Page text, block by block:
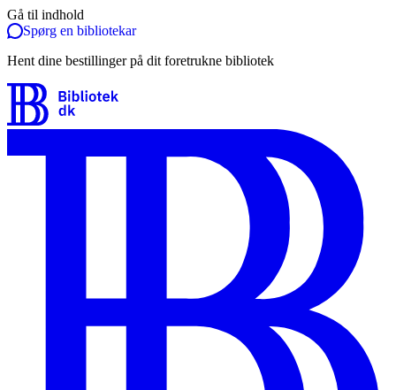
Gå til indhold
Spørg en bibliotekar
Hent dine bestillinger på dit foretrukne bibliotek